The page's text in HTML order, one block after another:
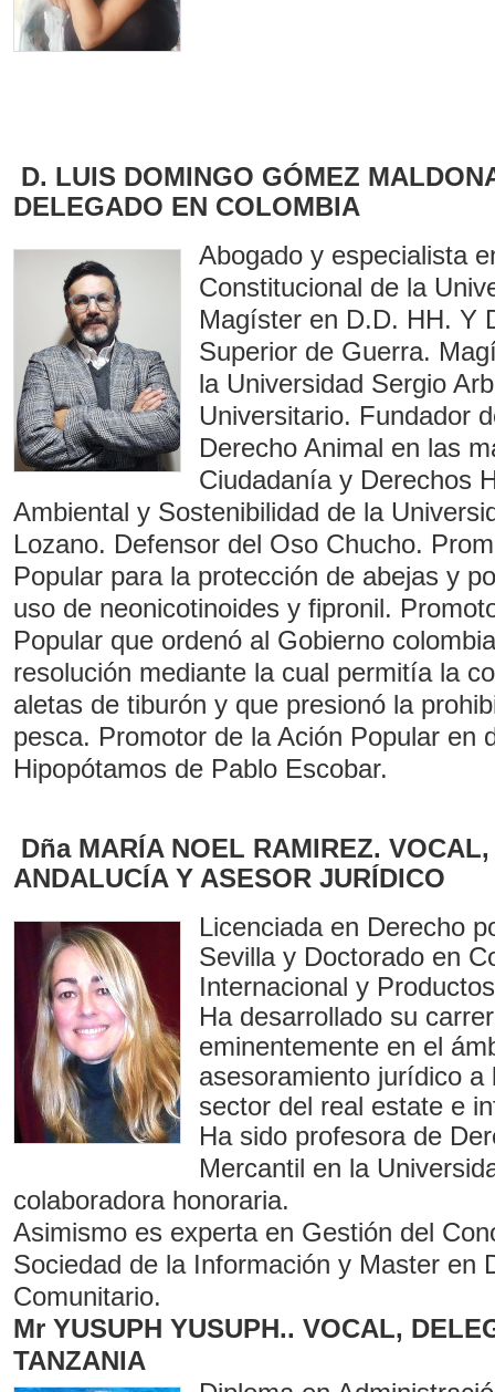
D. LUIS DOMINGO GÓMEZ
DELEGADO EN COLOMBIA
Abogado y especialista
Constitucional de la
Magíster en D.D. HH. Y
Superior de Guerra.
la Universidad Sergio
Universitario. Fundador
Derecho Animal en las
Ciudadanía y Derechos
Ambiental y Sostenibilidad de la
Lozano. Defensor del Oso Chucho.
Popular para la protección de abejas y
uso de neonicotinoides y fipronil.
Popular que ordenó al Gobierno
resolución mediante la cual permitía la
aletas de tiburón y que presionó la
pesca. Promotor de la Ación Popular en
Hipopótamos de Pablo Escobar.
Dña MARÍA NOEL RAMIREZ.
ANDALUCÍA Y ASESOR JURÍDICO
Licenciada en Derecho
Sevilla y Doctorado en
Internacional y
Ha desarrollado su
eminentemente en el
asesoramiento jurídico a
sector del real estate e
Ha sido profesora de
Mercantil en la
colaboradora honoraria.
Asimismo es experta en Gestión del
Sociedad de la Información y Master en
Comunitario.
Mr YUSUPH YUSUPH.. VOCAL,
TANZANIA